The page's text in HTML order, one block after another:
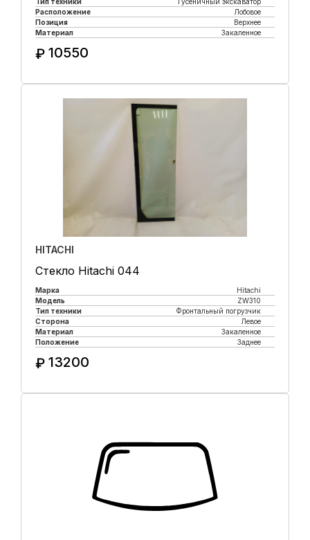
Расположение
Лобовое
Позиция
Верхнее
Материал
Закаленное
₽ 10550
HITACHI
Стекло Hitachi 044
Марка
Hitachi
Модель
ZW310
Тип техники
Фронтальный погрузчик
Сторона
Левое
Материал
Закаленное
Положение
Заднее
₽ 13200